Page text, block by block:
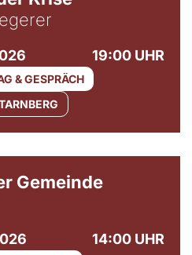
19:00 UHR
& GESPRÄCH
Gemeinde
14:00 UHR